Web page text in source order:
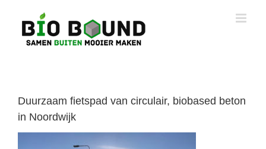
inhoud
Duurzaam fietspad van circulair, biobased beton
in Noordwijk